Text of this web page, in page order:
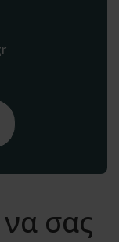
σας